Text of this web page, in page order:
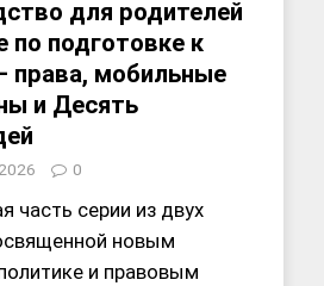
для родителей
по подготовке к
права, мобильные
и Десять
0
часть серии из двух
новым
и правовым